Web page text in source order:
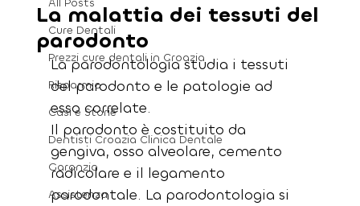
Cure Dentali
Prezzi cure dentali in Croazia
Risparmio
Casi e Storie
Dentisti Croazia Clinica Dentale
Garanzia
Assistenza
La malattia dei tessuti del
parodonto
La parodontologia studia i tessuti
del parodonto e le patologie ad
esso correlate.
Il parodonto è costituito da
gengiva, osso alveolare, cemento
radicolare e il legamento
parodontale. La parodontologia si